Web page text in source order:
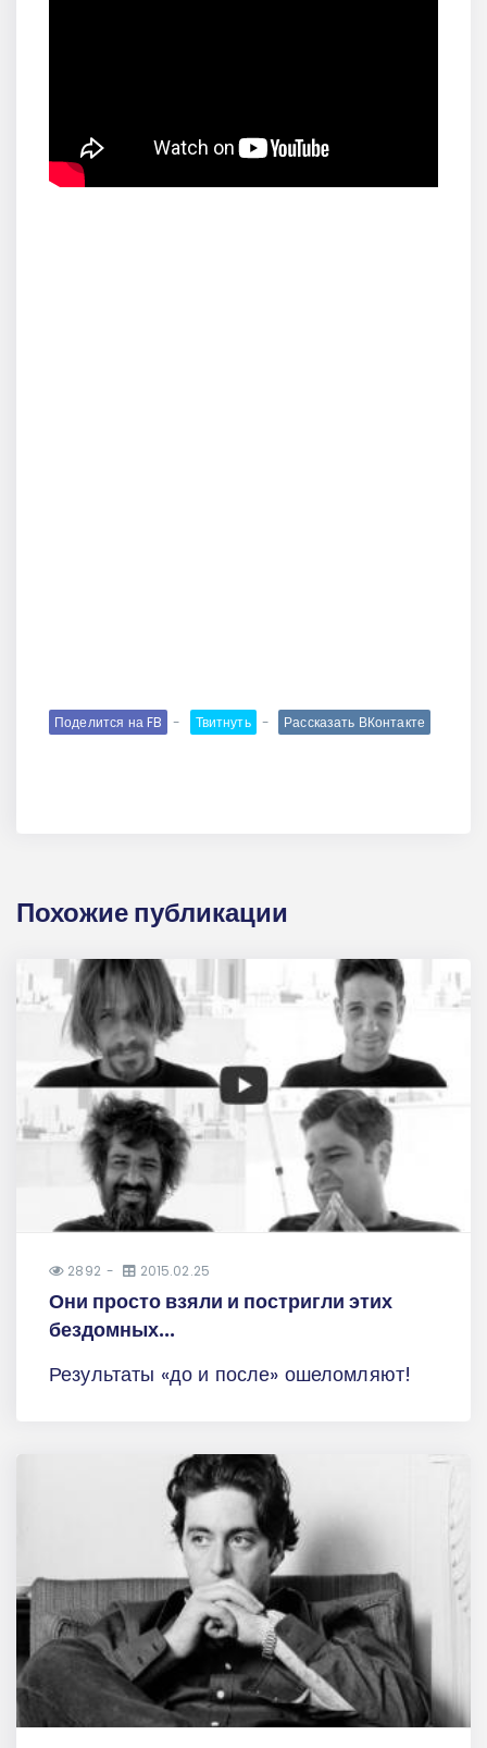
Поделится на FB Твитнуть Рассказать ВКонтакте
Похожие публикации
2892 2015.02.25
Они просто взяли и постригли этих
бездомных...
Результаты «до и после» ошеломляют!